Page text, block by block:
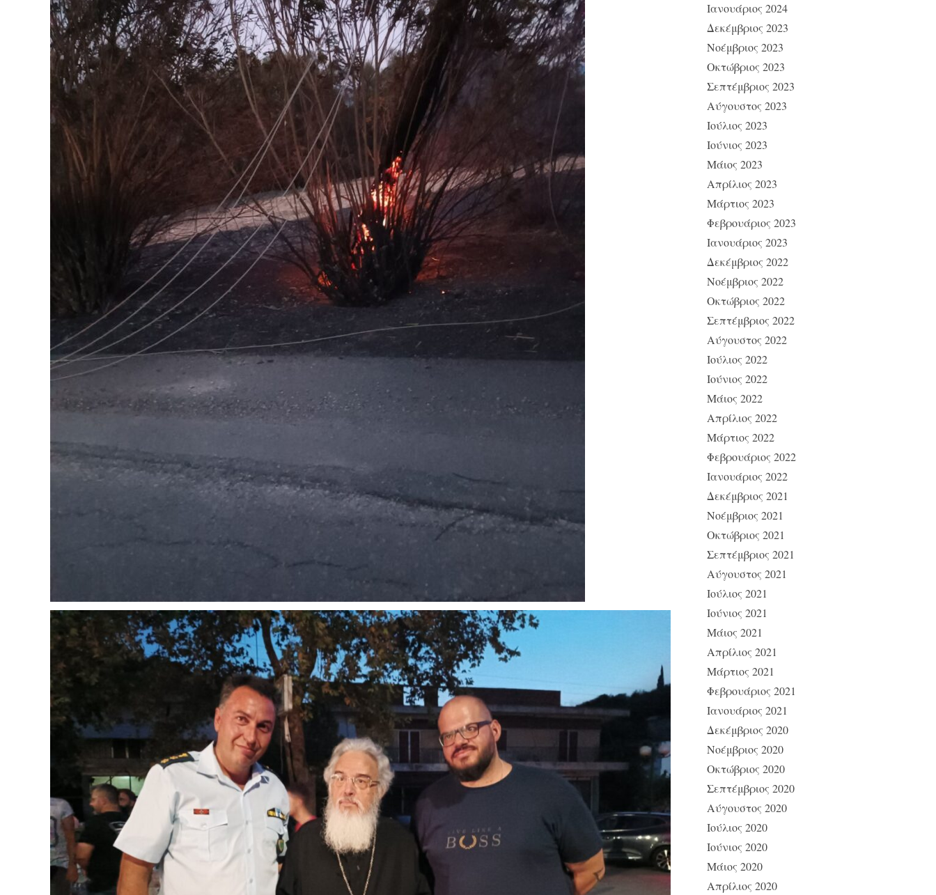
Ιανουάριος 2024
Δεκέμβριος 2023
Νοέμβριος 2023
Οκτώβριος 2023
Σεπτέμβριος 2023
Αύγουστος 2023
Ιούλιος 2023
Ιούνιος 2023
Μάιος 2023
Απρίλιος 2023
Μάρτιος 2023
Φεβρουάριος 2023
Ιανουάριος 2023
Δεκέμβριος 2022
Νοέμβριος 2022
Οκτώβριος 2022
Σεπτέμβριος 2022
Αύγουστος 2022
Ιούλιος 2022
Ιούνιος 2022
Μάιος 2022
Απρίλιος 2022
Μάρτιος 2022
Φεβρουάριος 2022
Ιανουάριος 2022
Δεκέμβριος 2021
Νοέμβριος 2021
Οκτώβριος 2021
Σεπτέμβριος 2021
Αύγουστος 2021
Ιούλιος 2021
Ιούνιος 2021
Μάιος 2021
Απρίλιος 2021
Μάρτιος 2021
Φεβρουάριος 2021
Ιανουάριος 2021
Δεκέμβριος 2020
Νοέμβριος 2020
Οκτώβριος 2020
Σεπτέμβριος 2020
Αύγουστος 2020
Ιούλιος 2020
Ιούνιος 2020
Μάιος 2020
Απρίλιος 2020